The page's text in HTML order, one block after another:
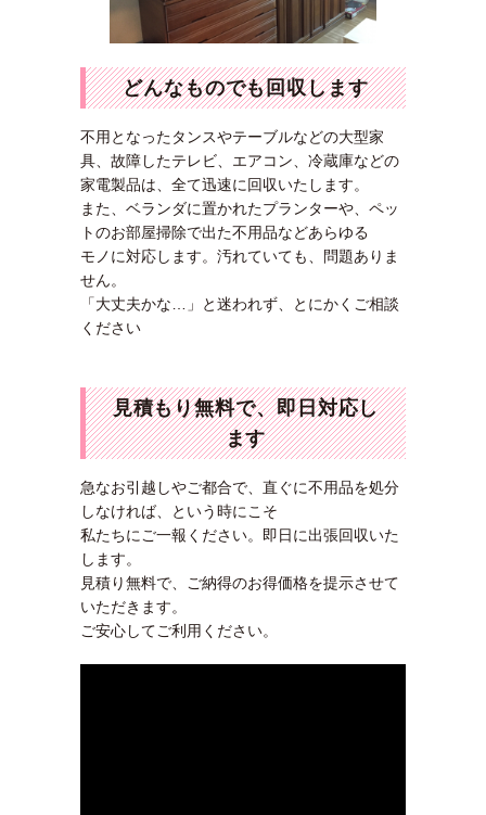
どんなものでも回収します
不用となったタンスやテーブルなどの大型家
具、故障したテレビ、エアコン、冷蔵庫などの
家電製品は、全て迅速に回収いたします。
また、ベランダに置かれたプランターや、ペッ
トのお部屋掃除で出た不用品などあらゆる
モノに対応します。汚れていても、問題ありま
せん。
「大丈夫かな…」と迷われず、とにかくご相談
ください
見積もり無料で、即日対応し
ます
急なお引越しやご都合で、直ぐに不用品を処分
しなければ、という時にこそ
私たちにご一報ください。即日に出張回収いた
します。
見積り無料で、ご納得のお得価格を提示させて
いただきます。
ご安心してご利用ください。